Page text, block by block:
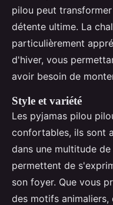
pilou peut
détente ultime. La
particulièrement
d'hiver, vous
avoir besoin de
Style et variété
Les pyjamas pilou
confortables, ils sont
dans une multitude
permettent de
son foyer. Que vous
des motifs animaliers,